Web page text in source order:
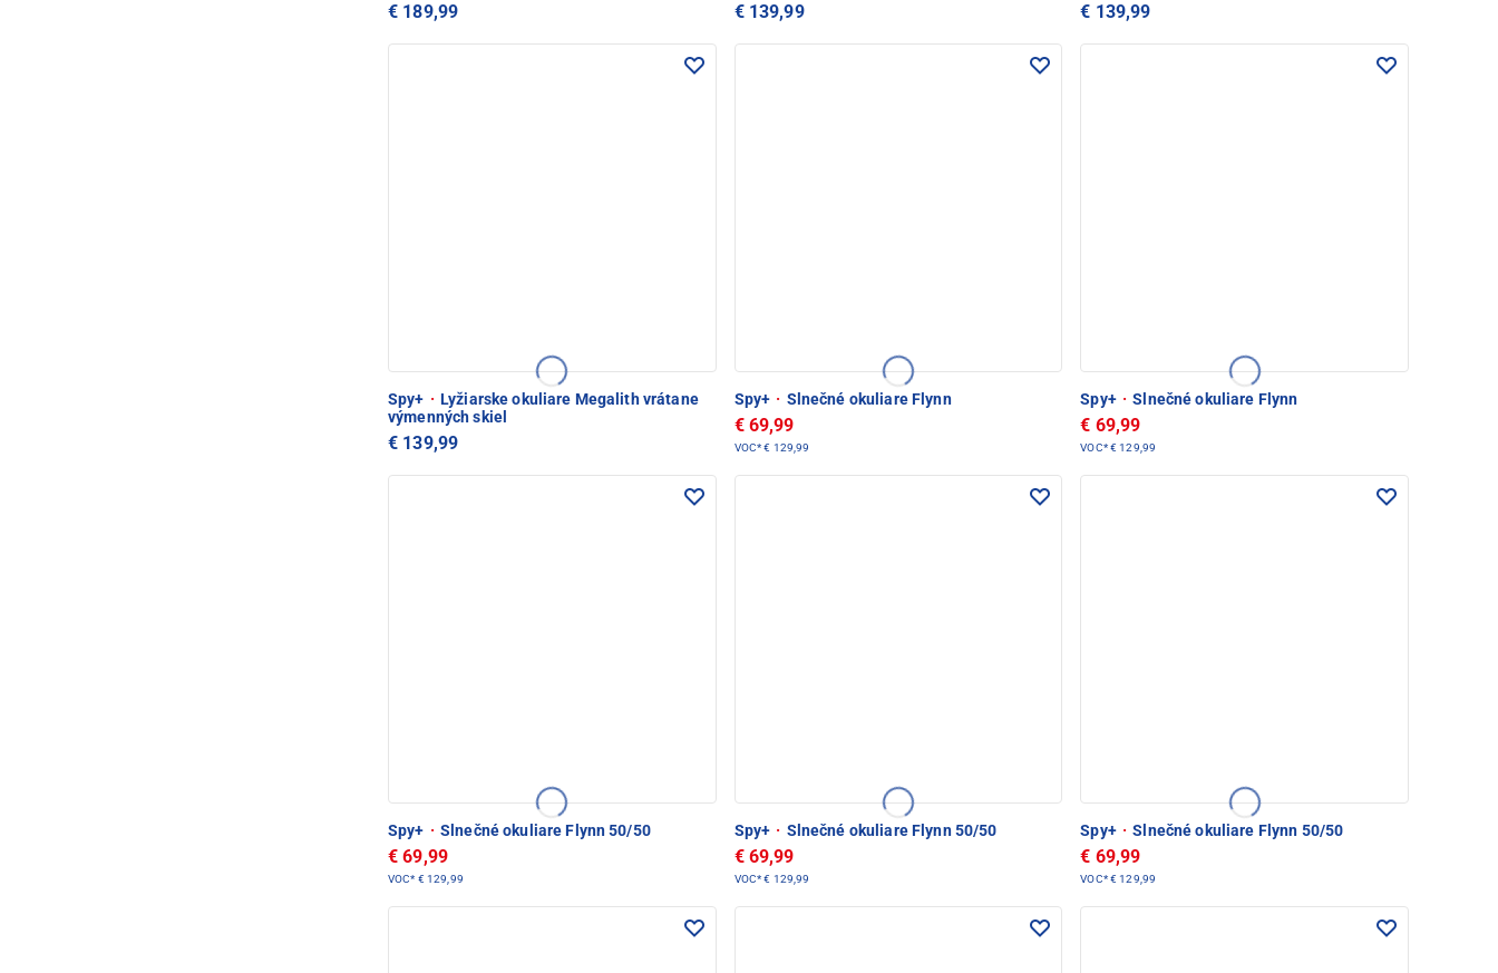
€ 189,99 € 139,99 € 139,99
Spy+ · Lyžiarske okuliare Megalith vrátane
výmenných skiel
€ 139,99
Spy+ · Slnečné okuliare Flynn
€ 69,99
VOC*€ 129,99
Spy+ · Slnečné okuliare Flynn
€ 69,99
VOC*€ 129,99
Spy+ · Slnečné okuliare Flynn 50/50
€ 69,99
VOC* € 129,99
Spy+ · Slnečné okuliare Flynn 50/50
€ 69,99
VOC*€ 129,99
Spy+ · Slnečné okuliare Flynn 50/50
€ 69,99
VOC*€ 129,99